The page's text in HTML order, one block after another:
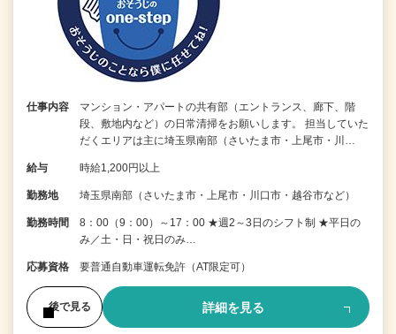
仕事内容
マンション・アパートの共有部（エントランス、廊下、階
段、敷地内など）の日常清掃をお願いします。 担当していた
だくエリアは主に埼玉県南部（さいたま市・上尾市・川…
給与 時給1,200円以上
勤務地 埼玉県南部（さいたま市・上尾市・川口市・越谷市など）
勤務時間
8：00（9：00）～17：00 ★週2～3日のシフト制 ★平日の
み／土・日・祝日のみ…
応募資格 要普通自動車運転免許（AT限定可）
後で見る 詳細を見る